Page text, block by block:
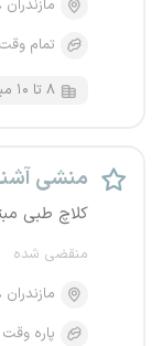
مازندران
تمام وقت
۸ تا ۱۰ میلیون تومان
منشی
کلاچ طبی
منقضی شده
مازندران
پاره وقت